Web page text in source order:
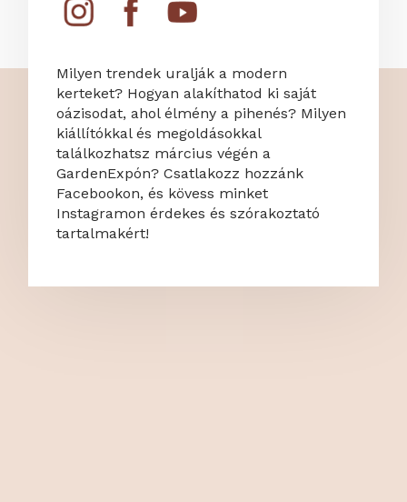
Milyen trendek uralják a modern
kerteket? Hogyan alakíthatod ki saját
oázisodat, ahol élmény a pihenés? Milyen
kiállítókkal és megoldásokkal
találkozhatsz március végén a
GardenExpón? Csatlakozz hozzánk
Facebookon, és kövess minket
Instagramon érdekes és szórakoztató
tartalmakért!